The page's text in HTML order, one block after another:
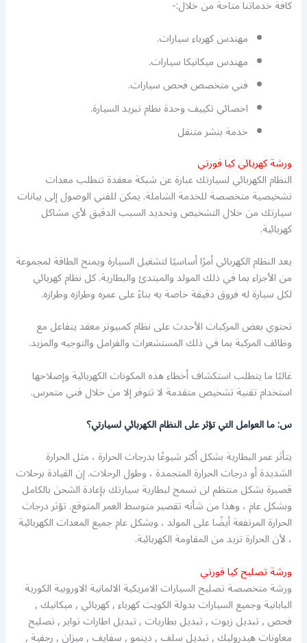
كافة خدماتنا متاحة من خلال:-
مهندس كهرباء سيارات.
مهندس ميكانيكا سيارات.
فني متخصص فحص سيارات.
اخصائي تكييف وحدة نظام تبريد السيارة.
خدمة بنشر متنقل
ورشة كهريائي كيا فورتي
النظام الكهربائي لسيارتك عبارة عن شبكة معقدة تتطلب معدات
تشخيصية متخصصة للخدمة الشاملة. يمكن للفني الوصول إلى بيانات
سيارتك من خلال التشخيص وتحديد السبب الدقيق لأي مشاكل
كهربائية.
يعد النظام الكهربائي أمرًا أساسيًا لتشغيل السيارة ويمنح الطاقة لمجموعة
من الأجزاء بما في ذلك المولد والمبتدئ والبطارية. كل نظام كهربائي
لكل سيارة له فروق دقيقة خاصة به بناءً على عمره وطرازه وطرازه.
تحتوي بعض المركبات الأحدث على نظام كمبيوتر معقد يتفاعل مع
وظائف المركبة بما في ذلك المستشعرات والفرامل والتوجيه والمزيد.
غالبًا ما يتطلب استكشاف أخطاء هذه المكونات الكهربائية وإصلاحها
استخدام تقنية تشخيص متقدمة لا تتوفر إلا من خلال فني متمرس.
س: ما العوامل التي تؤثر على النظام الكهربائي لسيارتي؟
يتأثر عمر البطارية بشكل أكثر شيوعًا بدرجات الحرارة ، مثل الحرارة
الشديدة أو درجات الحرارة المتجمدة ، وطول الرحلات. إن القيادة برحلات
قصيرة بشكل منتظم لن تسمح لبطارية سيارتك بإعادة الشحن بالكامل
وبشكل عام ، وهذا من شأنه تقصير متوسط ​​العمر المتوقع. تؤثر درجات
الحرارة المرتفعة أيضًا على المولد ، وبشكل عام جميع المعدات الكهربائية
، لأن الحرارة تزيد من المقاومة الكهربائية.
ورشة تصليح كيا فورتي
ورشة متخصصة تصليح السيارات الامريكية الالمانية الاوروبية الكورية
البابانية وجميع السيارات بدولة الكويت كهرباء , كهربائي , ميكانيك ,
فحص , تبديل زيوت , تبديل بطاريات , تبديل اطارات تواير , تصليح
معاونات هيدروليك , تبديل سلف , دينمو , سفايف , ميزان , رجفية ,